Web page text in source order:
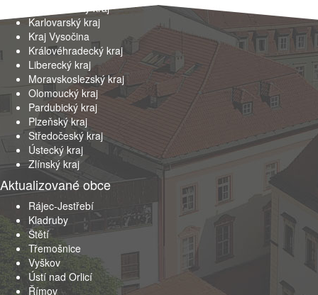
Jihomoravský kraj
Karlovarský kraj
Kraj Vysočina
Královéhradecký kraj
Liberecký kraj
Moravskoslezský kraj
Olomoucký kraj
Pardubický kraj
Plzeňský kraj
Středočeský kraj
Ústecký kraj
Zlínský kraj
Aktualizované obce
Rájec-Jestřebí
Kladruby
Štětí
Třemošnice
Vyškov
Ústí nad Orlicí
Římov